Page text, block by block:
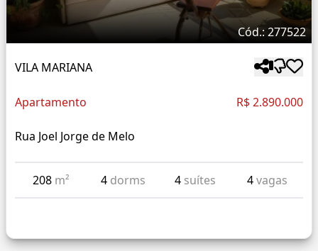
Cód.: 277522
VILA MARIANA
Apartamento R$ 2.890.000
Rua Joel Jorge de Melo
208 m² 4 dorms 4 suítes 4vagas